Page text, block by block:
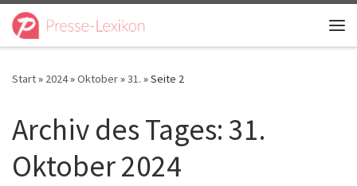
Zum Inhalt springen
Start» 2024»Oktober»31. »Seite 2
Archiv des Tages:31.
Oktober 2024